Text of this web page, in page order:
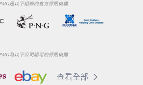
是以下組織的官方評級機構
為以下公司認可的評級機購
查看全部